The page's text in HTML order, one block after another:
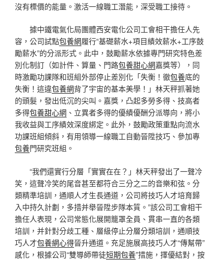
沒有標價的能量。激活一線職工潛能，深受職工接待。
據中鐵電氣化局團體西安電化公司工會相干擔任人先
容，公司試點包養網履行“基礎薪水+項目績效薪水+工序鼓
勵薪水”的分派形式。此中，鼓勵薪水依據專門研究特色差
別化制訂（如計件、算量、門路包養甜心網嘉獎等），同
時激勵功課隊和班組外部停止差別化「失衡！徹包養底的
失衡！這違包養網背了宇宙的基本美學！」林天秤抓著她
的頭髮，發出低沉的尖叫。嘉獎，凸起多勞多得、技高者
多得包養甜心網 、立異者多得的優績優酬分派導向，將小
我收益與工序績效深度綁定。此外，鼓勵政策重點向流水
功課班組傾斜，有用領導一線職工自動晉陞技巧、參加專
包養門研究班組。
“我們還實行分層「實實在在？」林天秤發出了一聲冷
笑，這聲冷笑的尾音甚至都符合三分之二的音樂和弦。分
類精準培訓，通順人才生長通道，公司將技巧人才培育歸
入中持久計劃，多措并舉晉陞步隊本質。”該公司工會相干
擔任人表現，公司常態化展開籠罩全員、貫串一直的各類
培訓，并針對分歧工種、層級停止分層分類培訓，通順技
巧人才包養網心得晉升通道。充足施展高技巧人才“傳幫帶”
感化，根據公司“雙導師帶徒短期包養”措施，擇優結對，按